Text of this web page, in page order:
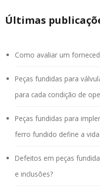
Últimas
Como avaliar um
Peças fundidas para
para cada condição de
Peças fundidas para
ferro fundido define a
Defeitos em peças
e inclusões?